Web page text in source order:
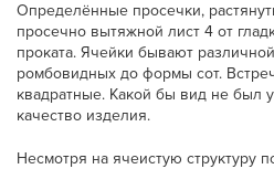
Определённые просечки,
просечно вытяжной лист 4 от
проката. Ячейки бывают
ромбовидных до формы сот.
квадратные. Какой бы вид не был
качество изделия.
Несмотря на ячеистую структуру